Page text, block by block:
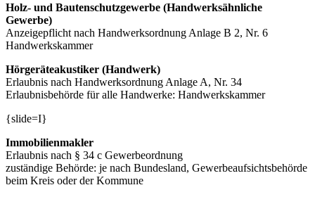
Holz- und Bautenschutzgewerbe (Handwerksähnliche
Gewerbe)
Anzeigepflicht nach Handwerksordnung Anlage B 2, Nr. 6
Handwerkskammer
Hörgeräteakustiker (Handwerk)
Erlaubnis nach Handwerksordnung Anlage A, Nr. 34
Erlaubnisbehörde für alle Handwerke: Handwerkskammer
{slide=I}
Immobilienmakler
Erlaubnis nach § 34 c Gewerbeordnung
zuständige Behörde: je nach Bundesland, Gewerbeaufsichtsbehörde
beim Kreis oder der Kommune